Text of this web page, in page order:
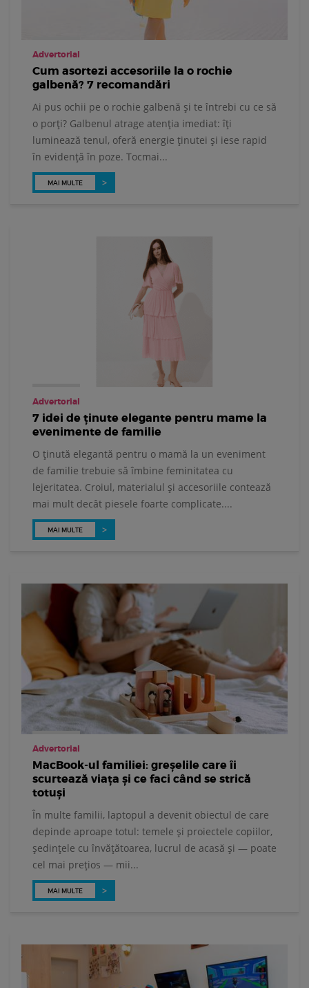
Advertorial
Cum asortezi accesoriile la o rochie
galbenă? 7 recomandări
Ai pus ochii pe o rochie galbenă și te întrebi cu ce să
o porți? Galbenul atrage atenția imediat: îți
luminează tenul, oferă energie ținutei și iese rapid
în evidență în poze. Tocmai...
MAI MULTE
Advertorial
7 idei de ținute elegante pentru mame la
evenimente de familie
O ținută elegantă pentru o mamă la un eveniment
de familie trebuie să îmbine feminitatea cu
lejeritatea. Croiul, materialul și accesoriile contează
mai mult decât piesele foarte complicate....
MAI MULTE
Advertorial
MacBook-ul familiei: greșelile care îi
scurtează viața și ce faci când se strică
totuși
În multe familii, laptopul a devenit obiectul de care
depinde aproape totul: temele și proiectele copiilor,
ședințele cu învățătoarea, lucrul de acasă și — poate
cel mai prețios — mii...
MAI MULTE